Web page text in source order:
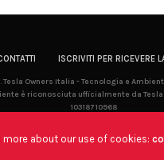
ISCRIVITI PER RICEVERE
Owners Italia - Tecnologia e
è riconosciuta ufficialmente da Tesla
10318710968
more about our use of cookies: